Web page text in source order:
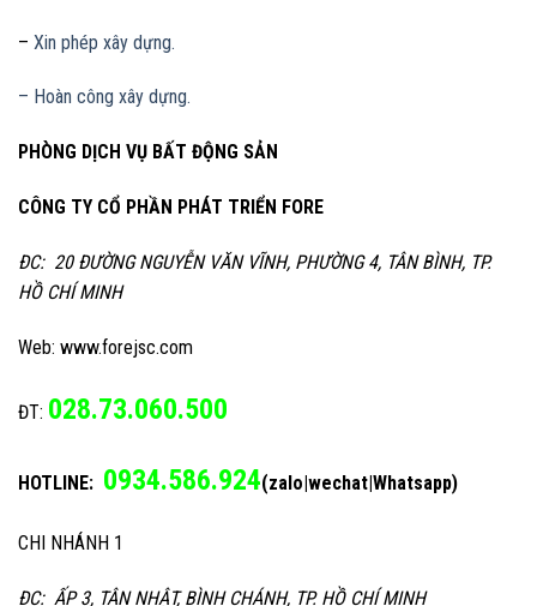
– Xin phép xây dựng.
– Hoàn công xây dựng.
PHÒNG DỊCH VỤ BẤT ĐỘNG SẢN
CÔNG TY CỔ PHẦN PHÁT TRIỂN FORE
ĐC: 20 ĐƯỜNG NGUYỄN VĂN VĨNH, PHƯỜNG 4, TÂN BÌNH, TP.
HỒ CHÍ MINH
Web: www.forejsc.com
ĐT: 028.73.060.500
HOTLINE: 0934.586.924(zalo|wechat|Whatsapp)
CHI NHÁNH 1
ĐC: ẤP 3, TÂN NHẬT, BÌNH CHÁNH, TP. HỒ CHÍ MINH